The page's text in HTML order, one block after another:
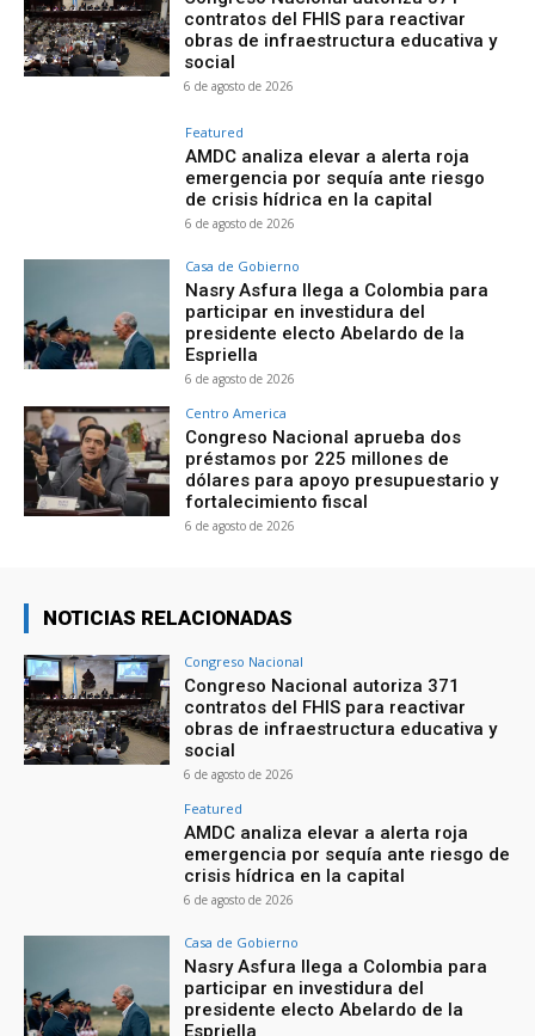
contratos del FHIS para reactivar
obras de infraestructura educativa y
social
6 de agosto de 2026
Featured
AMDC analiza elevar a alerta roja
emergencia por sequía ante riesgo
de crisis hídrica en la capital
6 de agosto de 2026
Casa de Gobierno
Nasry Asfura llega a Colombia para
participar en investidura del
presidente electo Abelardo de la
Espriella
6 de agosto de 2026
Centro America
Congreso Nacional aprueba dos
préstamos por 225 millones de
dólares para apoyo presupuestario y
fortalecimiento fiscal
6 de agosto de 2026
NOTICIAS RELACIONADAS
Congreso Nacional
Congreso Nacional autoriza 371
contratos del FHIS para reactivar
obras de infraestructura educativa y
social
6 de agosto de 2026
Featured
AMDC analiza elevar a alerta roja
emergencia por sequía ante riesgo de
crisis hídrica en la capital
6 de agosto de 2026
Casa de Gobierno
Nasry Asfura llega a Colombia para
participar en investidura del
presidente electo Abelardo de la
Espriella